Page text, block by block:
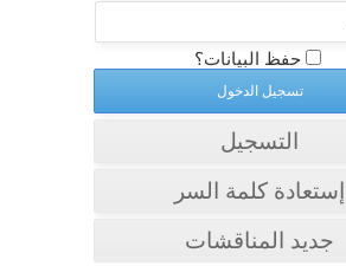
حفظ البيانات؟
التسجيل
إستعادة كلمة السر
جديد المناقشات